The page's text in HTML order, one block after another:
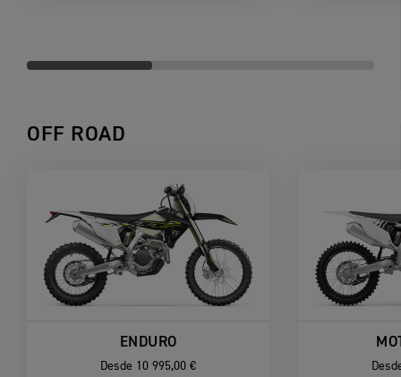
OFF ROAD
ENDURO
Desde 10 995,00 €